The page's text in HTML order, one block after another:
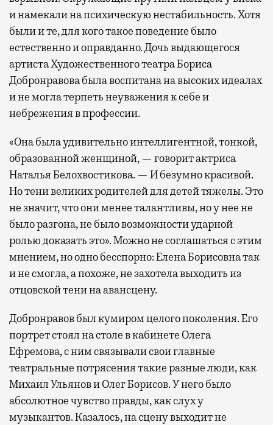
и намекали на психическую нестабильность. Хотя
были и те, для кого такое поведение было
естественно и оправданно. Дочь выдающегося
артиста Художественного театра Бориса
Добронравова была воспитана на высоких идеалах
и не могла терпеть неуважения к себе и
небрежения в профессии.
«Она была удивительно интеллигентной, тонкой,
образованной женщиной, — говорит актриса
Наталья Белохвостикова. — И безумно красивой.
Но тени великих родителей для детей тяжелы. Это
не значит, что они менее талантливы, но у нее не
было разгона, не было возможности ударной
ролью доказать это». Можно не соглашаться с этим
мнением, но одно бесспорно: Елена Борисовна так
и не смогла, а похоже, не захотела выходить из
отцовской тени на авансцену.
Добронравов был кумиром целого поколения. Его
портрет стоял на столе в кабинете Олега
Ефремова, с ним связывали свои главные
театральные потрясения такие разные люди, как
Михаил Ульянов и Олег Борисов. У него было
абсолютное чувство правды, как слух у
музыкантов. Казалось, на сцену выходит не